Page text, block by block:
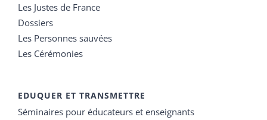
Les Justes de France
Dossiers
Les Personnes sauvées
Les Cérémonies
EDUQUER ET TRANSMETTRE
Séminaires pour éducateurs et enseignants